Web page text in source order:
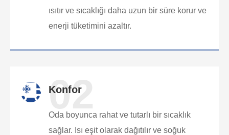
ısıtır ve sıcaklığı daha uzun bir süre korur ve
enerji tüketimini azaltır.
Konfor
02
Oda boyunca rahat ve tutarlı bir sıcaklık
sağlar. Isı eşit olarak dağıtılır ve soğuk